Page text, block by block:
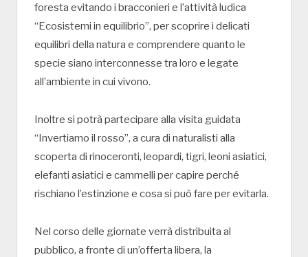
foresta evitando i bracconieri e l’attività ludica
“Ecosistemi in equilibrio”, per scoprire i delicati
equilibri della natura e comprendere quanto le
specie siano interconnesse tra loro e legate
all’ambiente in cui vivono.
Inoltre si potrà partecipare alla visita guidata
“Invertiamo il rosso”, a cura di naturalisti alla
scoperta di rinoceronti, leopardi, tigri, leoni asiatici,
elefanti asiatici e cammelli per capire perché
rischiano l’estinzione e cosa si può fare per evitarla.
Nel corso delle giornate verrà distribuita al
pubblico, a fronte di un’offerta libera, la